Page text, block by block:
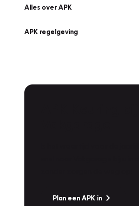
Alles over APK
APK regelgeving
Plan een APK in